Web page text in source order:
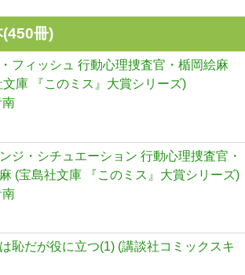
(450冊)
フィッシュ 行動心理捜査官・楯岡絵麻
文庫 『このミス』大賞シリーズ)
南
ジ・シチュエーション 行動心理捜査官・
(宝島社文庫 『このミス』大賞シリーズ)
南
恥だが役に立つ(1) (講談社コミックスキ